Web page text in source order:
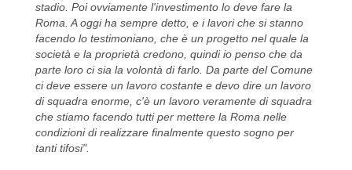
stadio. Poi ovviamente l'investimento lo deve fare la
Roma. A oggi ha sempre detto, e i lavori che si stanno
facendo lo testimoniano, che è un progetto nel quale la
società e la proprietà credono, quindi io penso che da
parte loro ci sia la volontà di farlo. Da parte del Comune
ci deve essere un lavoro costante e devo dire un lavoro
di squadra enorme, c'è un lavoro veramente di squadra
che stiamo facendo tutti per mettere la Roma nelle
condizioni di realizzare finalmente questo sogno per
tanti tifosi".